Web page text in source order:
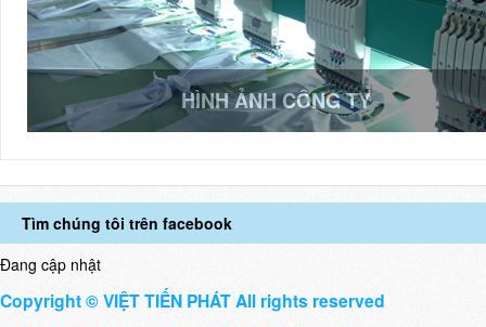
HÌNH ẢNH CÔNG TY
Tìm chúng tôi trên facebook
Đang cập nhật
Copyright © VIỆT TIẾN PHÁT All rights reserved